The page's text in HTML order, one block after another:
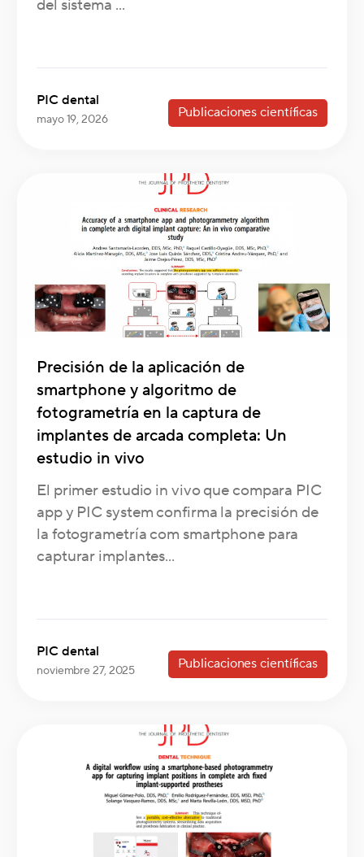
del sistema ...
PIC dental
mayo 19, 2026 Publicaciones científicas
Precisión de la aplicación de
smartphone y algoritmo de
fotogrametría en la captura de
implantes de arcada completa: Un
estudio in vivo
El primer estudio in vivo que compara PIC
app y PIC system confirma la precisión de
la fotogrametría com smartphone para
capturar implantes...
PIC dental
noviembre 27, 2025 Publicaciones científicas